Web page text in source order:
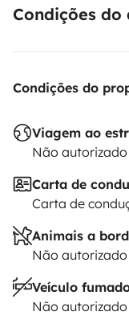
Condições
Condições do
Viagem ao
Não autorizado
Carta de
Carta de
Animais a
Não autorizado
Veículo
Não autorizado